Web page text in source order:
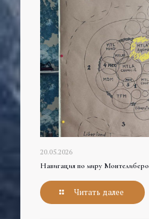
20.05.2026
Навигация по миру Монтелиберо
Читать далее